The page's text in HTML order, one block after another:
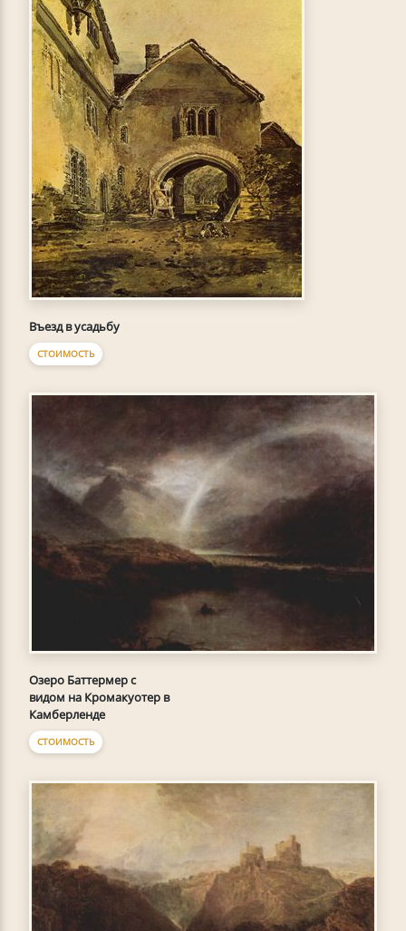
Въезд в усадьбу
СТОИМОСТЬ
Озеро Баттермер с
видом на Кромакуотер в
Камберленде
СТОИМОСТЬ